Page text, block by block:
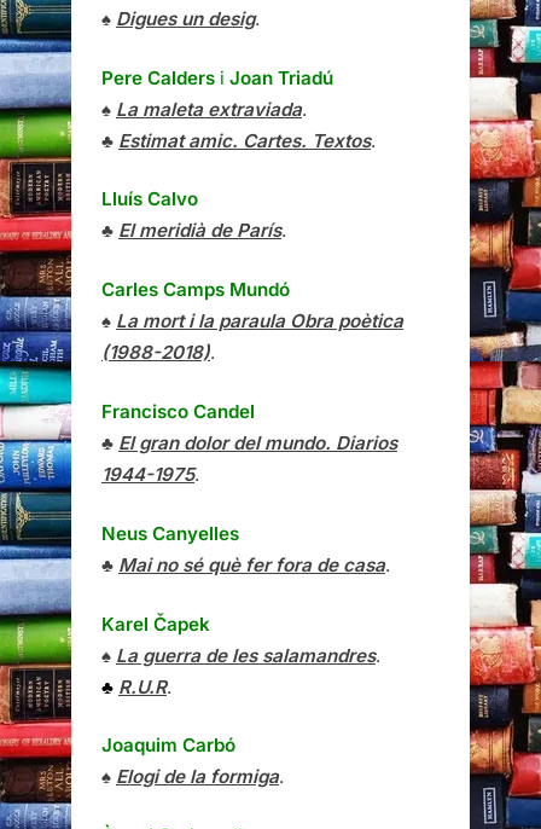
♠ Digues un desig.
Pere Calders i Joan Triadú
♠ La maleta extraviada.
♣ Estimat amic. Cartes. Textos.
Lluís Calvo
♣ El meridià de París.
Carles Camps Mundó
♠ La mort i la paraula Obra poètica
(1988-2018).
Francisco Candel
♣ El gran dolor del mundo. Diarios
1944-1975.
Neus Canyelles
♣ Mai no sé què fer fora de casa.
Karel Čapek
♠ La guerra de les salamandres.
♣ R.U.R.
Joaquim Carbó
♠ Elogi de la formiga.